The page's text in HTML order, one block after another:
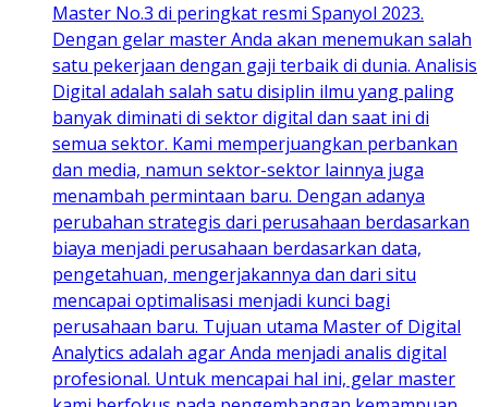
Master No.3 di peringkat resmi Spanyol 2023.
Dengan gelar master Anda akan menemukan salah
satu pekerjaan dengan gaji terbaik di dunia. Analisis
Digital adalah salah satu disiplin ilmu yang paling
banyak diminati di sektor digital dan saat ini di
semua sektor. Kami memperjuangkan perbankan
dan media, namun sektor-sektor lainnya juga
menambah permintaan baru. Dengan adanya
perubahan strategis dari perusahaan berdasarkan
biaya menjadi perusahaan berdasarkan data,
pengetahuan, mengerjakannya dan dari situ
mencapai optimalisasi menjadi kunci bagi
perusahaan baru. Tujuan utama Master of Digital
Analytics adalah agar Anda menjadi analis digital
profesional. Untuk mencapai hal ini, gelar master